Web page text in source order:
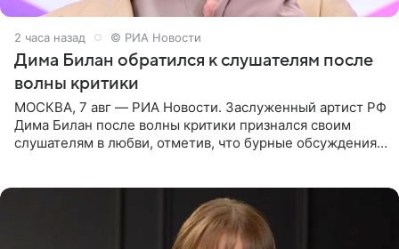
2 часа назад © РИА Новости
Дима Билан обратился к слушателям после
волны критики
МОСКВА, 7 авг — РИА Новости. Заслуженный артист РФ
Дима Билан после волны критики признался своим
слушателям в любви, отметив, что бурные обсуждения